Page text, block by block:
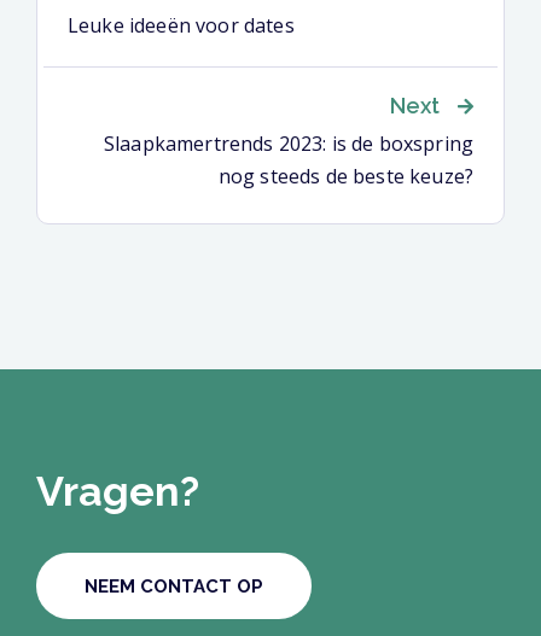
Leuke ideeën voor dates
Next
Slaapkamertrends 2023: is de boxspring
nog steeds de beste keuze?
Vragen?
NEEM CONTACT OP